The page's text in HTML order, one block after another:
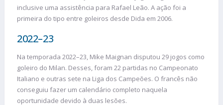
inclusive uma assistência para Rafael Leão. A ação foi a
primeira do tipo entre goleiros desde Dida em 2006.
2022–23
Na temporada 2022–23, Mike Maignan disputou 29 jogos como
goleiro do Milan. Desses, foram 22 partidas no Campeonato
Italiano e outras sete na Liga dos Campeões. O francês não
conseguiu fazer um calendário completo naquela
oportunidade devido à duas lesões.